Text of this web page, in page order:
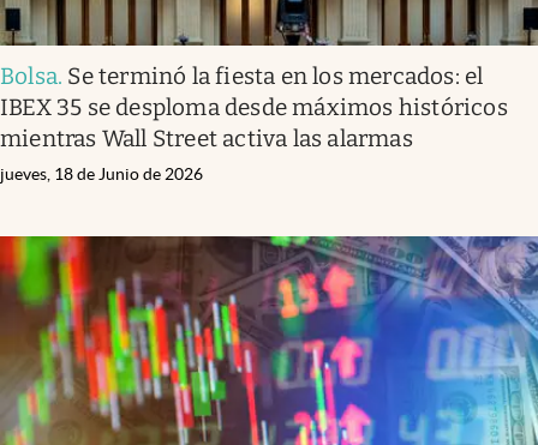
Bolsa. Se terminó la fiesta en los mercados: el
IBEX 35 se desploma desde máximos históricos
mientras Wall Street activa las alarmas
jueves, 18 de Junio de 2026